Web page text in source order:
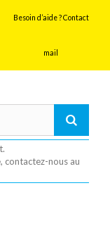
Besoin d’aide ? Contact
mail
contactez-nous au